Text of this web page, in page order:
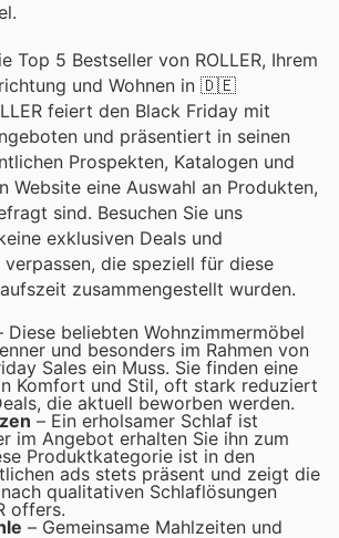
Top 5 Bestseller von ROLLER, Ihrem
und Wohnen in 🇩🇪
feiert den Black Friday mit
und präsentiert in seinen
Prospekten, Katalogen und
Website eine Auswahl an Produkten,
sind. Besuchen Sie uns
exklusiven Deals und
verpassen, die speziell für diese
zusammengestellt wurden.
Diese beliebten Wohnzimmermöbel
und besonders im Rahmen von
Sales ein Muss. Sie finden eine
Komfort und Stil, oft stark reduziert
die aktuell beworben werden.
– Ein erholsamer Schlaf ist
im Angebot erhalten Sie ihn zum
Produktkategorie ist in den
ads stets präsent und zeigt die
qualitativen Schlaflösungen
offers.
– Gemeinsame Mahlzeiten und